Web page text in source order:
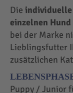
Die individuelle
einzelnen Hund
bei der Marke
Lieblingsfutter
zusätzlichen
Puppy / Junior